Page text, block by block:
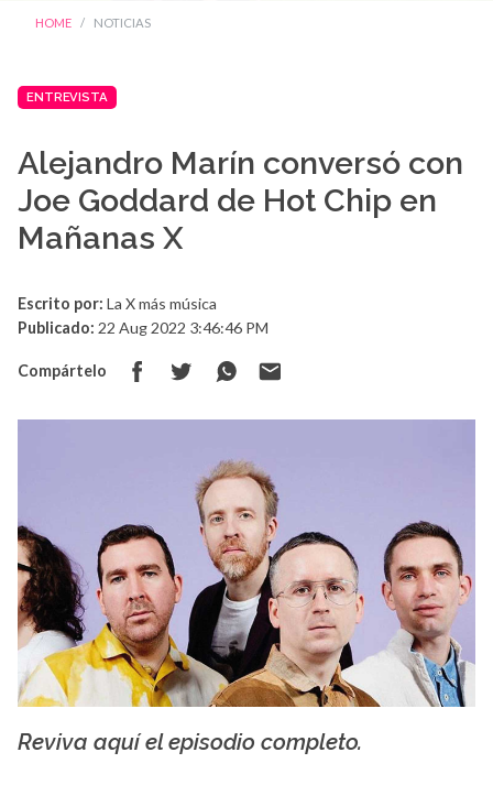
HOME NOTICIAS
ENTREVISTA
Alejandro Marín conversó con
Joe Goddard de Hot Chip en
Mañanas X
Escrito por: La X más música
Publicado: 22 Aug 2022 3:46:46 PM
Compártelo
Reviva aquí el episodio completo.